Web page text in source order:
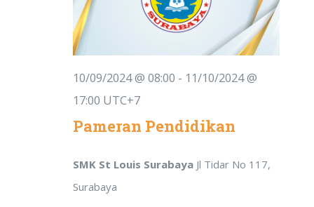
10/09/2024 @ 08:00 - 11/10/2024 @
17:00 UTC+7
Pameran Pendidikan
SMK St Louis Surabaya Jl Tidar No 117,
Surabaya